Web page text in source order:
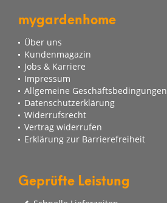
mygardenhome
Über uns
Kundenmagazin
Jobs & Karriere
Impressum
Allgemeine Geschäftsbedingungen
Datenschutzerklärung
Widerrufsrecht
Vertrag widerrufen
Erklärung zur Barrierefreiheit
Geprüfte Leistung